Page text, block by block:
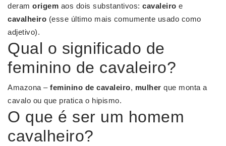
deram origem aos dois substantivos: cavaleiro e
cavalheiro (esse último mais comumente usado como
adjetivo).
Qual o significado de
feminino de cavaleiro?
Amazona – feminino de cavaleiro, mulher que monta a
cavalo ou que pratica o hipismo.
O que é ser um homem
cavalheiro?